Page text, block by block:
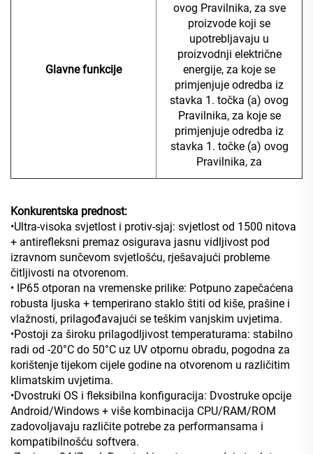
Glavne funkcije
ovog Pravilnika, za sve
proizvode koji se
upotrebljavaju u
proizvodnji električne
energije, za koje se
primjenjuje odredba iz
stavka 1. točka (a) ovog
Pravilnika, za koje se
primjenjuje odredba iz
stavka 1. točke (a) ovog
Pravilnika, za
Konkurentska prednost:
•Ultra-visoka svjetlost i protiv-sjaj: svjetlost od 1500 nitova
+ antirefleksni premaz osigurava jasnu vidljivost pod
izravnom sunčevom svjetlošću, rješavajući probleme
čitljivosti na otvorenom.
• IP65 otporan na vremenske prilike: Potpuno zapečaćena
robusta ljuska + temperirano staklo štiti od kiše, prašine i
vlažnosti, prilagođavajući se teškim vanjskim uvjetima.
•Postoji za široku prilagodljivost temperaturama: stabilno
radi od -20°C do 50°C uz UV otpornu obradu, pogodna za
korištenje tijekom cijele godine na otvorenom u različitim
klimatskim uvjetima.
•Dvostruki OS i fleksibilna konfiguracija: Dvostruke opcije
Android/Windows + više kombinacija CPU/RAM/ROM
zadovoljavaju različite potrebe za performansama i
kompatibilnošću softvera.